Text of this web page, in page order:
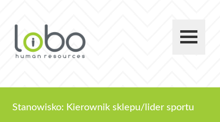
Stanowisko: Kierownik sklepu/lider sportu